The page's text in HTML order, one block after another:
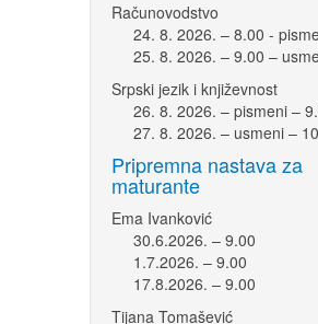
Računovodstvo
24. 8. 2026. – 8.00 -
25. 8. 2026. – 9.00 –
Srpski jezik i književnost
26. 8. 2026. – pismeni –
27. 8. 2026. – usmeni –
Pripremna nastava za
maturante
Ema Ivanković
30.6.2026. – 9.00
1.7.2026. – 9.00
17.8.2026. – 9.00
Tijana Tomašević